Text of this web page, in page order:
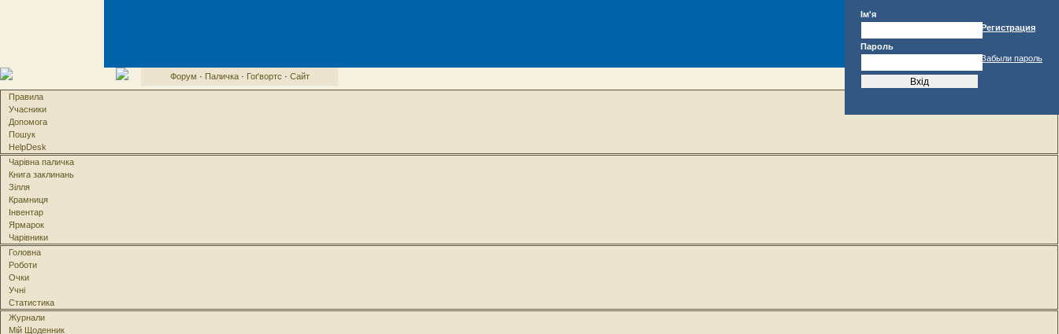
Ім'я
Пароль
Регистрация
Забыли пароль
Форум · Паличка· Гоґвортс · Сайт
Правила
Учасники
Допомога
Пошук
HelpDesk
Чарівна паличка
Книга заклинань
Зілля
Крамниця
Інвентар
Ярмарок
Чарівники
Головна
Роботи
Очки
Учні
Статистика
Журнали
Мій Щоденник